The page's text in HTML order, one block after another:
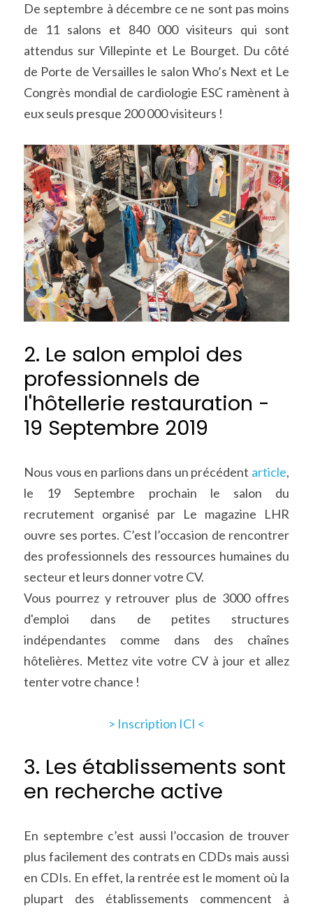
De septembre à décembre ce ne sont pas moins
de 11 salons et 840 000 visiteurs qui sont
attendus sur Villepinte et Le Bourget. Du côté
de Porte de Versailles le salon Who’s Next et Le
Congrès mondial de cardiologie ESC ramènent à
eux seuls presque 200 000 visiteurs !
2. Le salon emploi des
professionnels de
l'hôtellerie restauration -
19 Septembre 2019
Nous vous en parlions dans un précédent article,
le 19 Septembre prochain le salon du
recrutement organisé par Le magazine LHR
ouvre ses portes. C’est l’occasion de rencontrer
des professionnels des ressources humaines du
secteur et leurs donner votre CV.
Vous pourrez y retrouver plus de 3000 offres
d'emploi dans de petites structures
indépendantes comme dans des chaînes
hôtelières. Mettez vite votre CV à jour et allez
tenter votre chance !
> Inscription ICI <
3. Les établissements sont
en recherche active
En septembre c’est aussi l’occasion de trouver
plus facilement des contrats en CDDs mais aussi
en CDIs. En effet, la rentrée est le moment où la
plupart des établissements commencent à